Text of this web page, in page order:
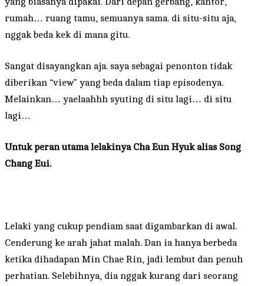
rumah… ruang tamu, semuanya sama. di situ-situ aja,
nggak beda kek di mana gitu.
Sangat disayangkan aja. saya sebagai penonton tidak
diberikan “view” yang beda dalam tiap episodenya.
Melainkan… yaelaahhh syuting di situ lagi… di situ
lagi…
Untuk peran utama lelakinya Cha Eun Hyuk alias Song
Chang Eui.
Lelaki yang cukup pendiam saat digambarkan di awal.
Cenderung ke arah jahat malah. Dan ia hanya berbeda
ketika dihadapan Min Chae Rin, jadi lembut dan penuh
perhatian. Selebihnya, dia nggak kurang dari seorang